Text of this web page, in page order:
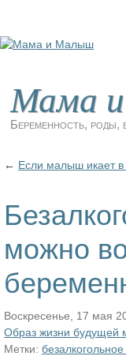
Мама
Беременность, роды,
← Если малыш икает в
можно
Воскресенье, 17 мая
Образ жизни будущей
Метки: